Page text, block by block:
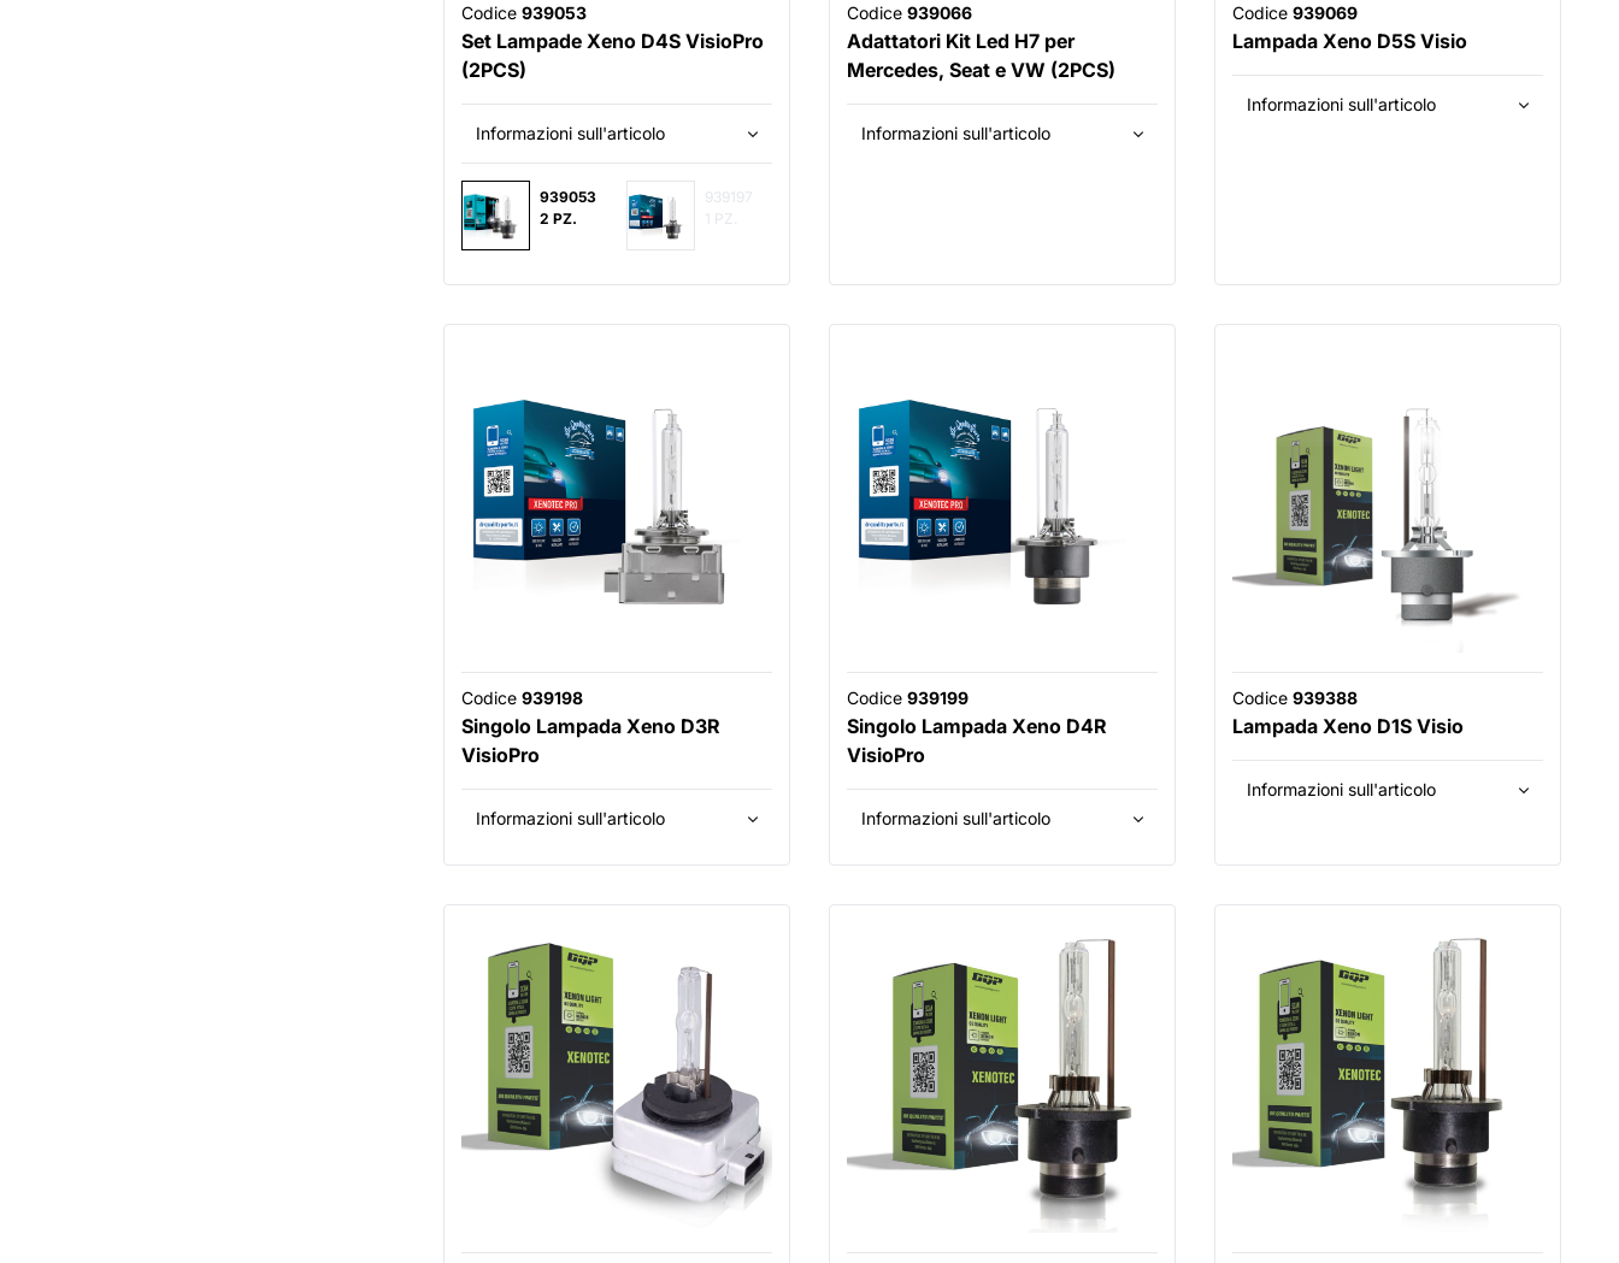
Codice 939053
Set Lampade Xeno D4S VisioPro
(2PCS)
Informazioni sull'articolo
939053
2 PZ.
939197
1 PZ.
Codice 939066
Adattatori Kit Led H7 per
Mercedes, Seat e VW (2PCS)
Informazioni sull'articolo
Codice 939069
Lampada Xeno D5S Visio
Informazioni sull'articolo
Codice 939198
Singolo Lampada Xeno D3R
VisioPro
Informazioni sull'articolo
Codice 939199
Singolo Lampada Xeno D4R
VisioPro
Informazioni sull'articolo
Codice 939388
Lampada Xeno D1S Visio
Informazioni sull'articolo